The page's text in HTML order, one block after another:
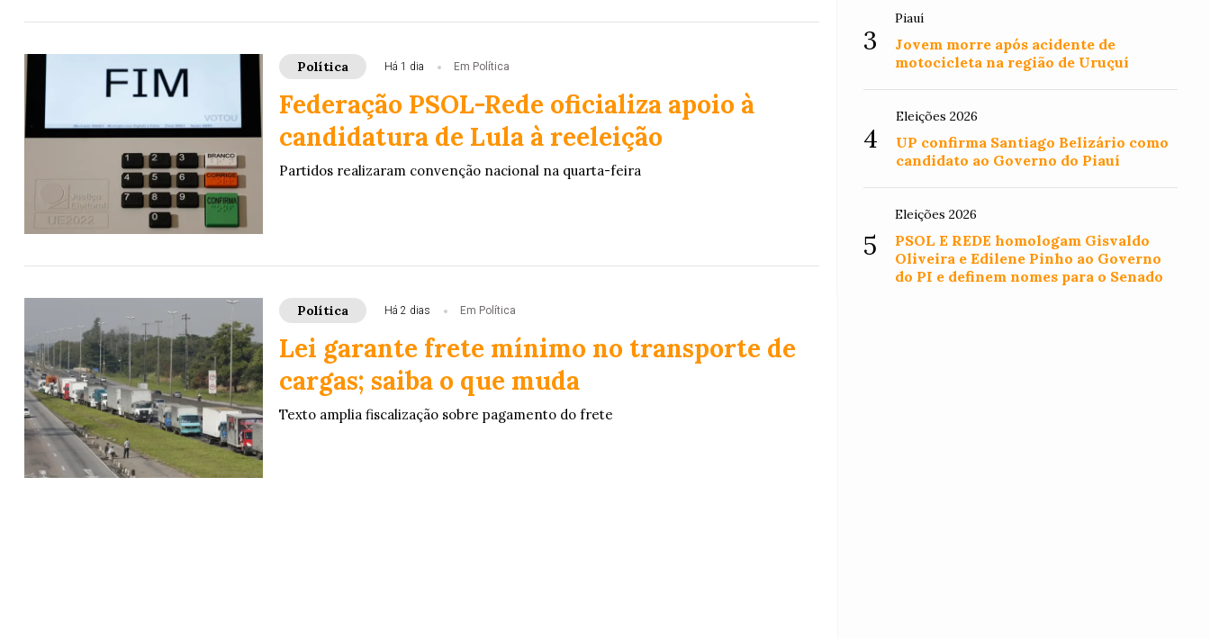
Política Há 1 dia Em Política
Federação PSOL-Rede oficializa apoio à
candidatura de Lula à reeleição
Partidos realizaram convenção nacional na quarta-feira
Política Há 2 dias Em Política
Lei garante frete mínimo no transporte de
cargas; saiba o que muda
Texto amplia fiscalização sobre pagamento do frete
3
Piauí
Jovem morre após acidente de
motocicleta na região de Uruçuí
4
Eleições 2026
UP confirma Santiago Belizário como
candidato ao Governo do Piauí
5
Eleições 2026
PSOL E REDE homologam Gisvaldo
Oliveira e Edilene Pinho ao Governo
do PI e definem nomes para o Senado